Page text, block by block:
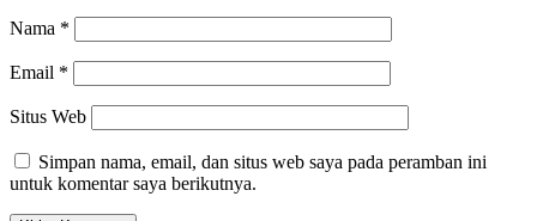
Nama *
Email *
Situs Web
Simpan nama, email, dan situs web saya pada peramban ini
untuk komentar saya berikutnya.